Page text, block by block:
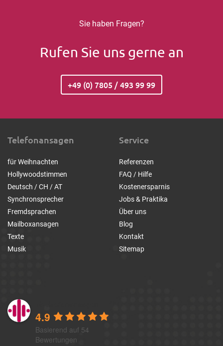
Sie haben Fragen?
Rufen Sie uns gerne an
+49 (0) 7805 / 493 99 99
Telefonansagen
für Weihnachten
Hollywoodstimmen
Deutsch / CH / AT
Synchronsprecher
Fremdsprachen
Mailboxansagen
Texte
Musik
4.9
Basierend auf 54
Bewertungen
Service
Referenzen
FAQ / Hilfe
Kostenersparnis
Jobs & Praktika
Über uns
Blog
Kontakt
Sitemap